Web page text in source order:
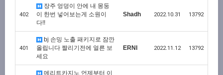
402
장주 엉덩이 안에 내 몽둥
이 한번 넣어보는게 소원이
다!!
Shadh 2022.10.31 13792
401
bj 손밍 노출 패키지로 잠깐
올립니다 짤리기전에 얼른 보
세요
ERNI 2022.11.12 13792
메리트카지노 언제부터 이